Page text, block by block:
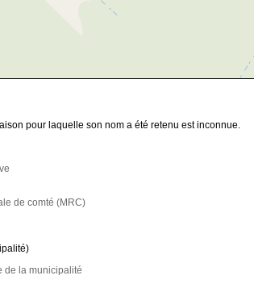
pour laquelle son nom a été retenu est inconnue.
de comté (MRC)
de la municipalité